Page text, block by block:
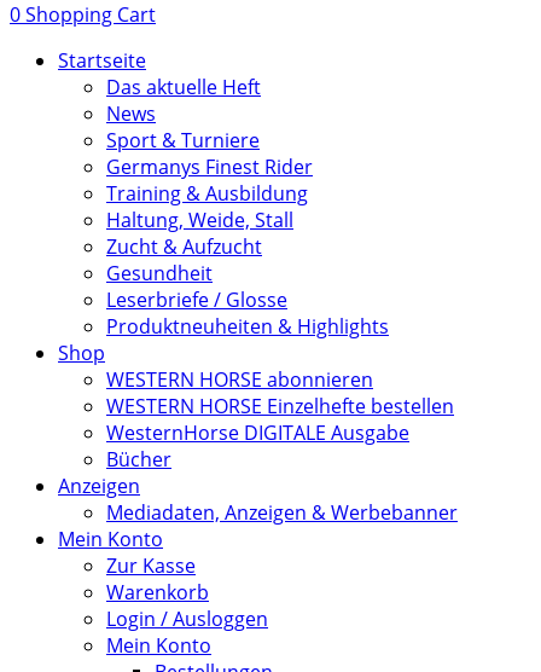
0Shopping Cart
Startseite
Das aktuelle Heft
News
Sport & Turniere
Germanys Finest Rider
Training & Ausbildung
Haltung, Weide, Stall
Zucht & Aufzucht
Gesundheit
Leserbriefe / Glosse
Produktneuheiten & Highlights
Shop
WESTERN HORSE abonnieren
WESTERN HORSE Einzelhefte bestellen
WesternHorse DIGITALE Ausgabe
Bücher
Anzeigen
Mediadaten, Anzeigen & Werbebanner
Mein Konto
Zur Kasse
Warenkorb
Login / Ausloggen
Mein Konto